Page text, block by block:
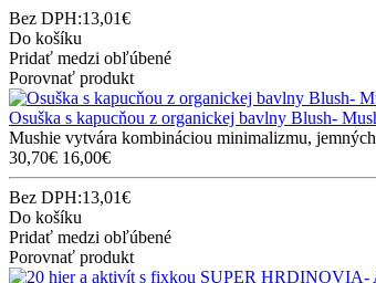
Bez DPH:13,01€
Do košíku
Pridať medzi obľúbené
Porovnať produkt
Osuška s kapucňou z organickej bavlny Blush-
Mushie vytvára kombináciou minimalizmu,
30,70€ 16,00€
Bez DPH:13,01€
Do košíku
Pridať medzi obľúbené
Porovnať produkt